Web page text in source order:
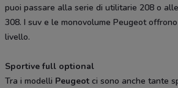
puoi passare alla serie di utilitarie 208 o
308. I suv e le monovolume Peugeot
livello.
Sportive full optional
Tra i modelli Peugeot ci sono anche tante